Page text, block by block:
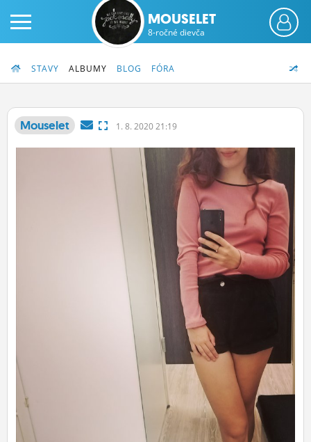
PRIHLÁS SA
MOUSELET
8-ročné dievča
STAVY ALBUMY BLOG FÓRA
Mouselet 1. 8. 2020 21:19